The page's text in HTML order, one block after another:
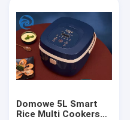
Domowe 5L Smart
Rice Multi Cookers